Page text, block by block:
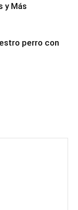
y Más
perro con